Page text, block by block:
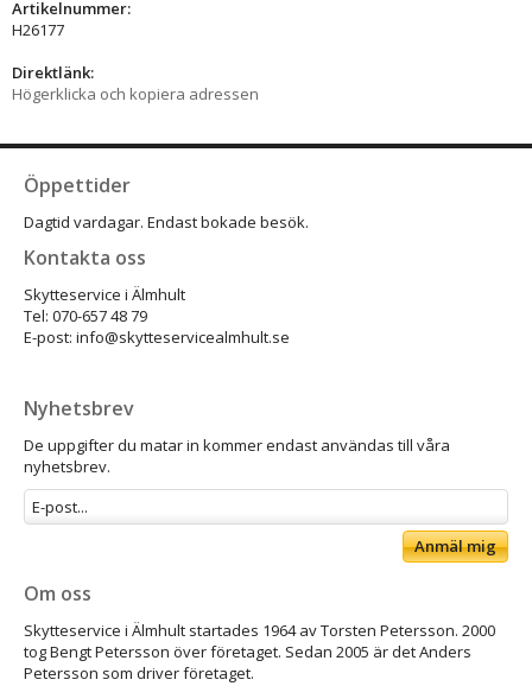
Artikelnummer:
H26177
Direktlänk:
Högerklicka och kopiera adressen
Öppettider
Dagtid vardagar. Endast bokade besök.
Kontakta oss
Skytteservice i Älmhult
Tel: 070-657 48 79
E-post: info@skytteservicealmhult.se
Nyhetsbrev
De uppgifter du matar in kommer endast användas till våra
nyhetsbrev.
Anmäl mig
Om oss
Skytteservice i Älmhult startades 1964 av Torsten Petersson. 2000
tog Bengt Petersson över företaget. Sedan 2005 är det Anders
Petersson som driver företaget.